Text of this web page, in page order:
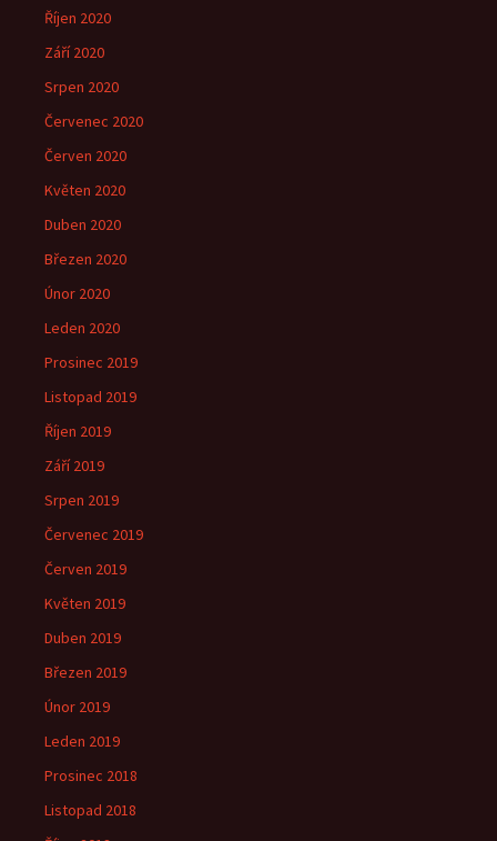
Říjen 2020
Září 2020
Srpen 2020
Červenec 2020
Červen 2020
Květen 2020
Duben 2020
Březen 2020
Únor 2020
Leden 2020
Prosinec 2019
Listopad 2019
Říjen 2019
Září 2019
Srpen 2019
Červenec 2019
Červen 2019
Květen 2019
Duben 2019
Březen 2019
Únor 2019
Leden 2019
Prosinec 2018
Listopad 2018